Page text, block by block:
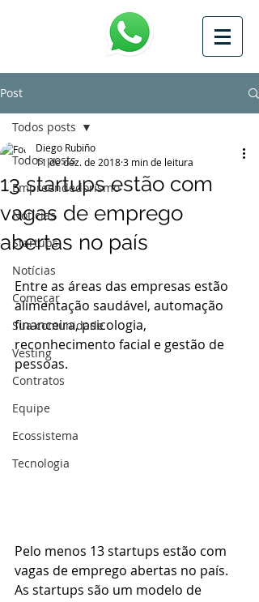
Post
Todos posts
Empreendedorismo
Notícias
Startups
Notícias
Começar
Sua comunidade
Vesting
Contratos
Equipe
Ecossistema
Tecnologia
Todos posts
13 startups estão com
vagas de emprego
abertas no país
Diego Rubiño
11 de dez. de 20183 min de leitura
Entre as áreas das empresas estão
alimentação saudável, automação
financeira, psicologia,
reconhecimento facial e gestão de
pessoas.
Pelo menos 13 startups estão com
vagas de emprego abertas no país.
As startups são um modelo de